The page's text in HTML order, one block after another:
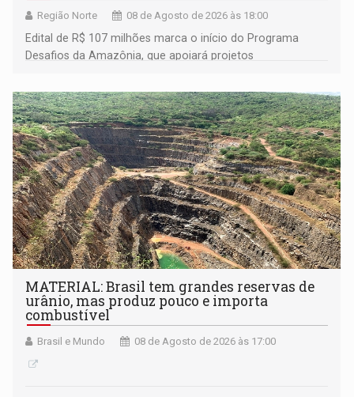
Região Norte 08 de Agosto de 2026 às 18:00
Edital de R$ 107 milhões marca o início do Programa
Desafios da Amazônia, que apoiará projetos
submissão de pré-propostas poderá ser feita até 1º de
setembro
MATERIAL: Brasil tem grandes reservas de
urânio, mas produz pouco e importa
combustível
Brasil e Mundo 08 de Agosto de 2026 às 17:00